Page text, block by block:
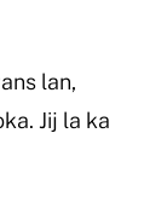
lan,
Jij la ka